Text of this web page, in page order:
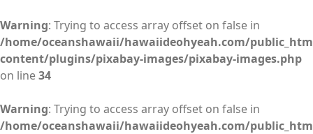
Warning: Trying to access array offset on false in
/home/oceanshawaii/hawaiideohyeah.com/
content/plugins/pixabay-images/pixabay-images.php
on line34
Warning: Trying to access array offset on false in
/home/oceanshawaii/hawaiideohyeah.com/